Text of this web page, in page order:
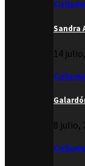
Ciclismo
Sandra
14
Ciclismo
8 julio,
Ciclismo